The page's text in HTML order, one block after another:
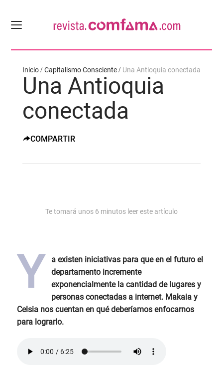
Inicio Capitalismo Consciente Una Antioquia conectada
Una Antioquia
conectada
COMPARTIR
Te tomará unos 6 minutos leer este artículo
Y
a existen iniciativas para que en el futuro el
departamento incremente
exponencialmente la cantidad de lugares y
personas conectadas a internet. Makaia y
Celsia nos cuentan en qué deberíamos enfocarnos
para lograrlo.